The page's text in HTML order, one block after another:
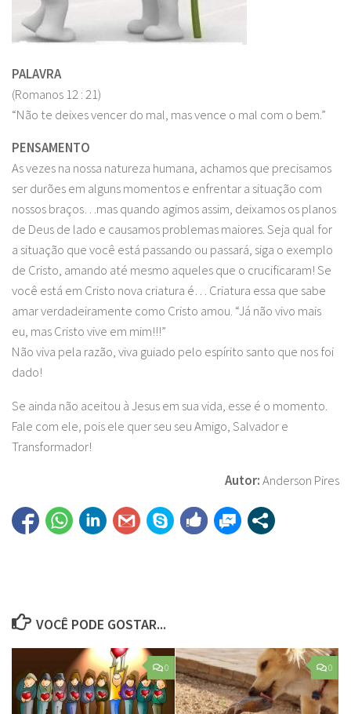
PALAVRA
(Romanos 12 : 21)
“Não te deixes vencer do mal, mas vence o mal com o bem.”
PENSAMENTO
As vezes na nossa natureza humana, achamos que precisamos
ser durões em alguns momentos e enfrentar a situação com
nossos braços…mas quando agimos assim, deixamos os planos
de Deus de lado e causamos problemas maiores. Seja qual for
a situação que você está passando ou passará, siga o exemplo
de Cristo, amando até mesmo aqueles que o crucificaram! Se
você está em Cristo nova criatura é… Criatura essa que sabe
amar verdadeiramente como Cristo amou. “Já não vivo mais
eu, mas Cristo vive em mim!!!”
Não viva pela razão, viva guiado pelo espírito santo que nos foi
dado!
Se ainda não aceitou à Jesus em sua vida, esse é o momento.
Fale com ele, pois ele quer seu seu Amigo, Salvador e
Transformador!
Autor:Anderson Pires
VOCÊ PODE GOSTAR...
0 0